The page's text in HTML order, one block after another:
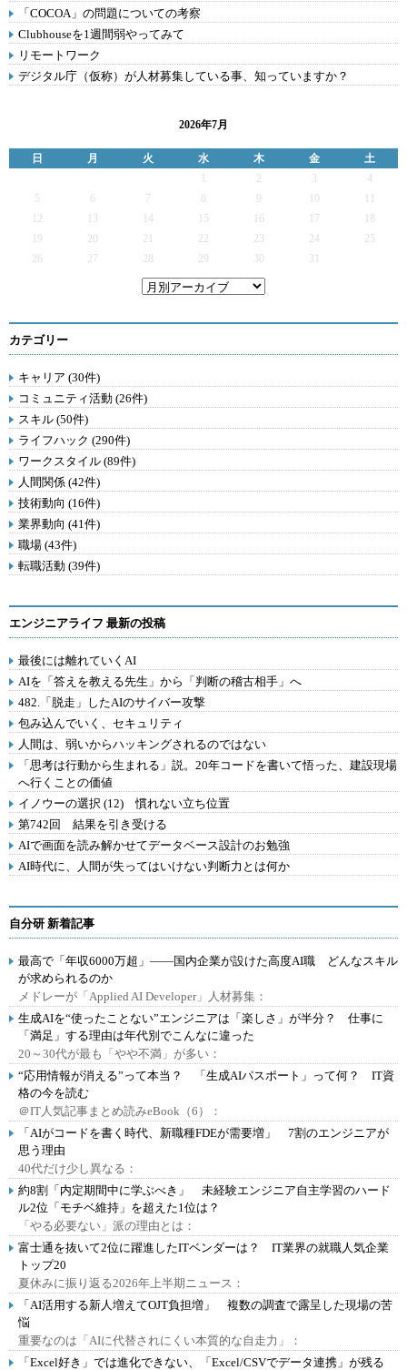
「COCOA」の問題についての考察
Clubhouseを1週間弱やってみて
リモートワーク
デジタル庁（仮称）が人材募集している事、知っていますか？
2026年7月
日 月 火 水 木 金
土
2 3
4
5
6 7 9
12
13 14 15 16 17
19
20 21 22 23 24
25
26
27 28 29 30 31
カテゴリー
キャリア (30件)
コミュニティ活動 (26件)
スキル (50件)
ライフハック (290件)
ワークスタイル (89件)
人間関係 (42件)
技術動向 (16件)
業界動向 (41件)
職場 (43件)
転職活動 (39件)
エンジニアライフ 最新の投稿
最後には離れていくAI
AIを「答えを教える先生」から「判断の稽古相手」へ
482.「脱走」したAIのサイバー攻撃
包み込んでいく、セキュリティ
人間は、弱いからハッキングされるのではない
「思考は行動から生まれる」説。20年コードを書いて悟った、建設現場
へ行くことの価値
イノウーの選択 (12) 慣れない立ち位置
第742回 結果を引き受ける
AIで画面を読み解かせてデータベース設計のお勉強
AI時代に、人間が失ってはいけない判断力とは何か
自分研 新着記事
最高で「年収6000万超」――国内企業が設けた高度AI職 どんなスキル
が求められるのか
メドレーが「Applied AI Developer」人材募集：
生成AIを“使ったことない”エンジニアは「楽しさ」が半分？ 仕事に
「満足」する理由は年代別でこんなに違った
20～30代が最も「やや不満」が多い：
“応用情報が消える”って本当？ 「生成AIパスポート」って何？ IT資
格の今を読む
＠IT人気記事まとめ読みeBook（6）：
「AIがコードを書く時代、新職種FDEが需要増」 7割のエンジニアが
思う理由
40代だけ少し異なる：
約8割「内定期間中に学ぶべき」 未経験エンジニア自主学習のハード
ル2位「モチベ維持」を超えた1位は？
「やる必要ない」派の理由とは：
富士通を抜いて2位に躍進したITベンダーは？ IT業界の就職人気企業
トップ20
夏休みに振り返る2026年上半期ニュース：
「AI活用する新人増えてOJT負担増」 複数の調査で露呈した現場の苦
悩
重要なのは「AIに代替されにくい本質的な自走力」：
「Excel好き」では進化できない、「Excel/CSVでデータ連携」が残る